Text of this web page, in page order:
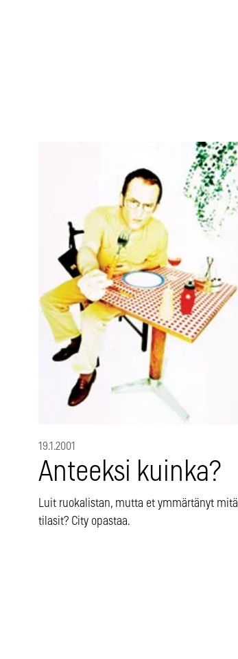
19.1.2001
Anteeksi kuinka?
Luit ruokalistan, mutta et ymmärtänyt mitä
tilasit? City opastaa.